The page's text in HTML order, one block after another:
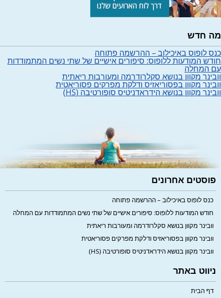
מה חדש
כנס לופוס באיכילוב – ההרשמה פתוחה
חודש המודעות ללופוס: סיפורים אישיים של שתי נשים המתמודדות
עם המחלה
וובינר מקוון בנושא סקלרודרמה ומעורבות ריאתית
וובינר מקוון בפסוריאזיס ודלקת מפרקים פסוריאטית
וובינר מקוון בנושא הידראדניטיס סופורטיבה (HS)
פוסטים אחרונים
כנס לופוס באיכילוב – ההרשמה פתוחה
חודש המודעות ללופוס: סיפורים אישיים של שתי נשים המתמודדות עם המחלה
וובינר מקוון בנושא סקלרודרמה ומעורבות ריאתית
וובינר מקוון בפסוריאזיס ודלקת מפרקים פסוריאטית
וובינר מקוון בנושא הידראדניטיס סופורטיבה (HS)
ניווט באתר
דף הבית